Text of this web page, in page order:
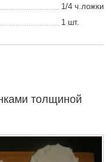
1/4 ч.ложки
1 шт.
толщиной